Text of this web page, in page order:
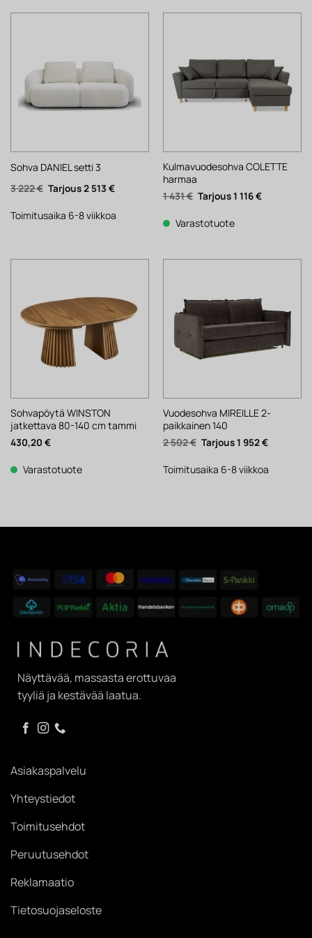
Sohva DANIEL setti 3
3 222€ Alkuperäinen
hinta
3
222 €.
2 513 €Nykyinen
2
Toimitusaika 6-8 viikkoa
Kulmavuodesohva COLETTE
harmaa
1 431€ Alkuperäinen
hinta
1
431 €.
1 116€Nykyinen
Varastotuote
Sohvapöytä WINSTON
jatkettava 80-140 cm tammi
430,20 €
Varastotuote
Vuodesohva MIREILLE 2-
paikkainen 140
2 502€ Alkuperäinen
hinta
2
502 €.
1 952€Nykyinen
1
Toimitusaika 6-8 viikkoa
Näyttävää, massasta erottuvaa
tyyliä ja kestävää laatua.
Asiakaspalvelu
Yhteystiedot
Toimitusehdot
Peruutusehdot
Reklamaatio
Tietosuojaseloste